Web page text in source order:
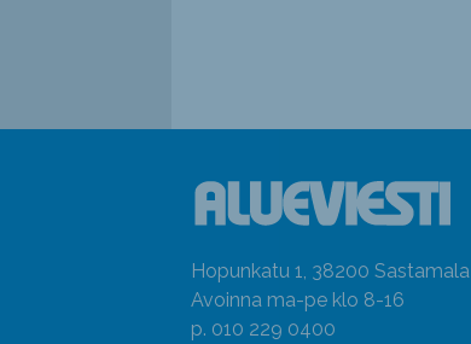
Hopunkatu 1, 38200 Sastamala
Avoinna ma-pe klo 8-16
p. 010 229 0400